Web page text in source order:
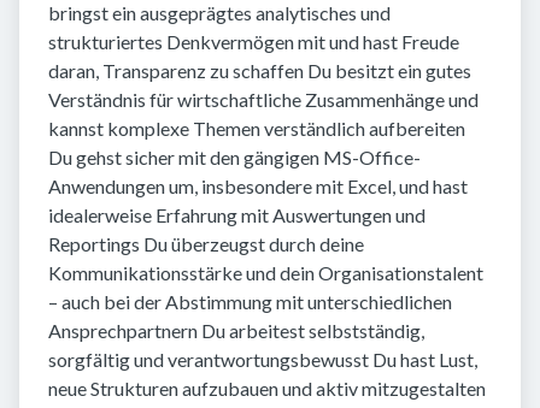
bringst ein ausgeprägtes analytisches und
strukturiertes Denkvermögen mit und hast Freude
daran, Transparenz zu schaffen Du besitzt ein gutes
Verständnis für wirtschaftliche Zusammenhänge und
kannst komplexe Themen verständlich aufbereiten
Du gehst sicher mit den gängigen MS-Office-
Anwendungen um, insbesondere mit Excel, und hast
idealerweise Erfahrung mit Auswertungen und
Reportings Du überzeugst durch deine
Kommunikationsstärke und dein Organisationstalent
– auch bei der Abstimmung mit unterschiedlichen
Ansprechpartnern Du arbeitest selbstständig,
sorgfältig und verantwortungsbewusst Du hast Lust,
neue Strukturen aufzubauen und aktiv mitzugestalten